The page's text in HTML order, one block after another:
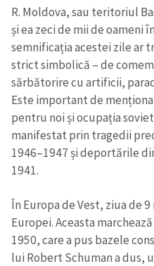
R. Moldova, sau teritoriul
și ea zeci de mii de oameni
semnificația acestei zile ar
strict simbolică – de
sărbătorire cu artificii,
Este important de
pentru noi și ocupația
manifestat prin tragedii
1946–1947 și deportările
1941.
În Europa de Vest, ziua de
Europei. Aceasta
1950, care a pus bazele
lui Robert Schuman a dus,